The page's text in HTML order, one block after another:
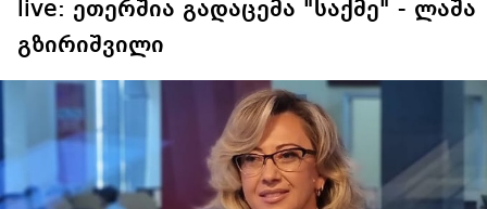
live: ეთერშია გადაცემა "საქმე" - ლაშა
გზირიშვილი